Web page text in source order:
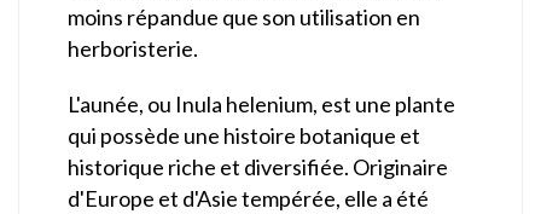
moins répandue que son utilisation en
herboristerie.
L'aunée, ou Inula helenium, est une plante
qui possède une histoire botanique et
historique riche et diversifiée. Originaire
d'Europe et d'Asie tempérée, elle a été